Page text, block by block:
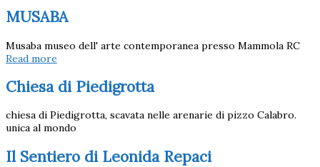
MUSABA
Musaba museo dell' arte contemporanea presso Mammola RC
Read more
Chiesa di Piedigrotta
chiesa di Piedigrotta, scavata nelle arenarie di pizzo Calabro.
unica al mondo
Il Sentiero di Leonida Repaci